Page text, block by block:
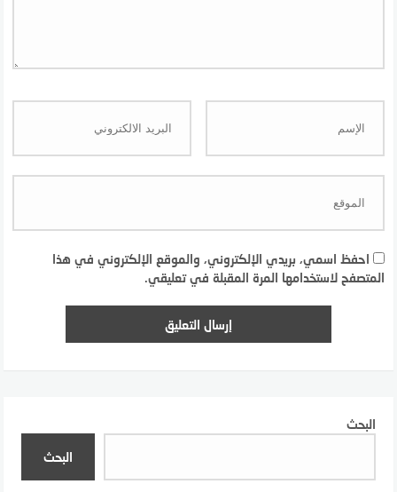
احفظ اسمي، بريدي الإلكتروني، والموقع الإلكتروني في هذا
المتصفح لاستخدامها المرة المقبلة في تعليقي.
البحث
البحث